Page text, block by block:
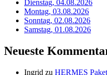
Dienstag, 04.08.2026
Montag, 03.08.2026
Sonntag, 02.08.2026
Samstag, 01.08.2026
Neueste
Ingrid zu HERMES